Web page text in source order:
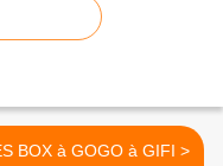
DES BOX à GOGO à GIFI >